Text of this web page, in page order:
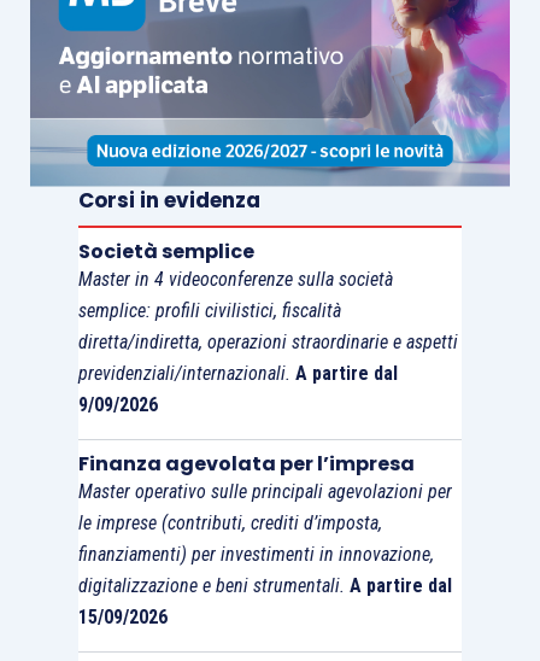
oggettiva non imputabile al contribuente.
Corsi in evidenza
Società semplice
Master in 4 videoconferenze sulla società
semplice: profili civilistici, fiscalità
diretta/indiretta, operazioni straordinarie e aspetti
previdenziali/internazionali. A partire dal
9/09/2026
Finanza agevolata per l’impresa
Master operativo sulle principali agevolazioni per
le imprese (contributi, crediti d’imposta,
finanziamenti) per investimenti in innovazione,
digitalizzazione e beni strumentali. A partire dal
15/09/2026